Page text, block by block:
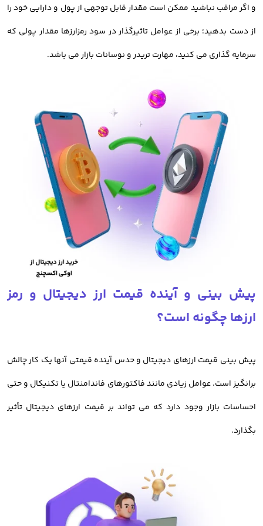
چهارمین مرحله خرید ارز دیجیتال، شارژ حساب کاربری است. شما
بایستی پس از ثبت نام، کیف پول خود را با استفاده از حساب بانکی
نگهداری دارایی در کیف پول
در آخرین مرحله از مراحل خرید و فروش ارزدیجیتال، باید دارایی خود را
در کیف پول امن و معتبر ذخیره کنید. شما میتوانید رمزارز خود را در
کیف پول صرافی یا ولت های نرم افزاری و سخت افزاری ذخیره کنید.
خرید ارز دیجیتال با کارمزد کم
صرافی اوکی اکسچنج امکان خرید و فروش ارز دیجیتال با کمترین کارمزد را
برای کاربران خود فعال کرده است. هم اکنون معامله گران ایرانی میتوانند
با کارمزد کم معامله خود را در اوکی اکسچنج انجام داده و از امکانات این
صرافی بهره مند شوند.
خرید ارز دیجیتال از صرافی اوکی اکسچنج
قبل از بررسیآموزش خرید ارز دیجیتالباید بدانیم، معامله رمز ارزها و
فروش و خرید ارزهای دیجیتال در صرافی اوکی اکسچنج دارای مزیت های
بسیاری در میان صرافی های ایرانی است.
خرید رمز ارز از اوکی اکسچنج، امن ترین روش معامله ارزدیجیتال در ایران
و اگر مراقب نباشید ممکن است مقدار قابل توجهی از پول و دارایی خود را
از دست بدهید؛ برخی از عوامل تاثیرگذار در سود رمزارزها مقدار پولی که
سرمایه گذاری می کنید، مهارت تریدر و نوسانات بازار می باشد.
پیش بینی و آینده قیمت ارز دیجیتال و رمز
ارزها چگونه است؟
پیش بینی قیمت ارزهای دیجیتال و حدس آینده قیمتی آنها یک کار چالش
برانگیز است. عوامل زیادی مانند فاکتورهای فاندامنتال یا تکنیکال و حتی
احساسات بازار وجود دارد که می تواند بر قیمت ارزهای دیجیتال تأثیر
بگذارد.